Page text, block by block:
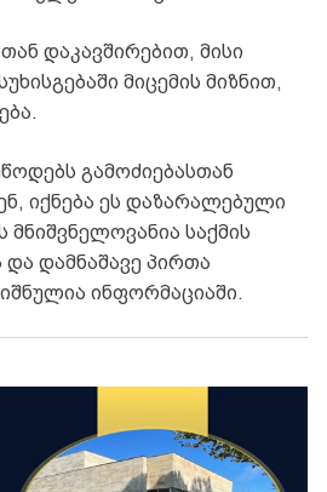
დაკავშირებით, მისი
მიცემის მიზნით,
გამოძიებასთან
იქნება ეს დაზარალებული
მნიშვნელოვანია საქმის
დამნაშავე პირთა
ინფორმაციაში.